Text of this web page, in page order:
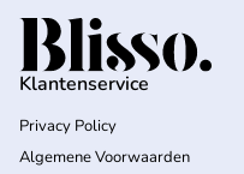
Home
Klantenservice
Privacy Policy
Algemene Voorwaarden